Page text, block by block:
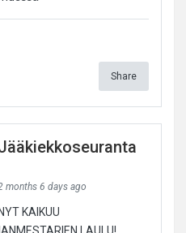
Share
months 6 days ago
NYT KAIKUU
LAULU!